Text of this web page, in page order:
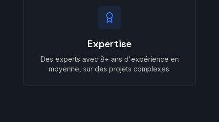
Expertise
Des experts avec 8+ ans d'expérience en
moyenne, sur des projets complexes.